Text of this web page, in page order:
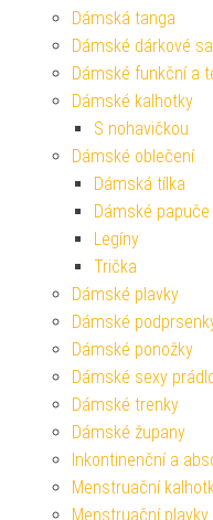
Dámská tanga
Dámské dárkové
Dámské funkční a
Dámské kalhotky
S nohavičkou
Dámské oblečení
Dámská tílka
Dámské papuče
Legíny
Trička
Dámské plavky
Dámské
Dámské ponožky
Dámské sexy
Dámské trenky
Dámské župany
Inkontinenční a
Menstruační
Menstruační plavky